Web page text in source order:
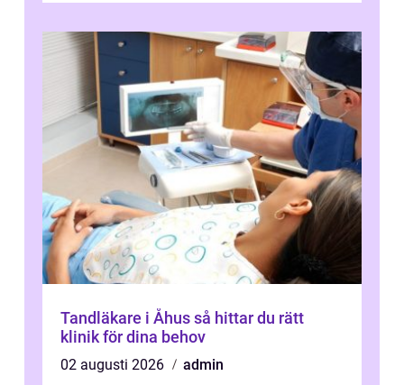
Tandläkare i Åhus så hittar du rätt
klinik för dina behov
02 augusti 2026
admin